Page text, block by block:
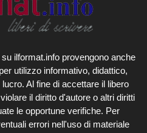
ilformat.info provengono anche
utilizzo informativo, didattico,
Al fine di accettare il libero
il diritto d'autore o altri diritti
le opportune verifiche. Per
errori nell'uso di materiale